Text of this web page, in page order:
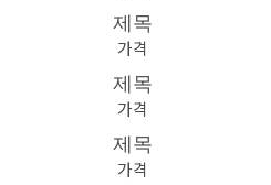
제목
가격
제목
가격
제목
가격